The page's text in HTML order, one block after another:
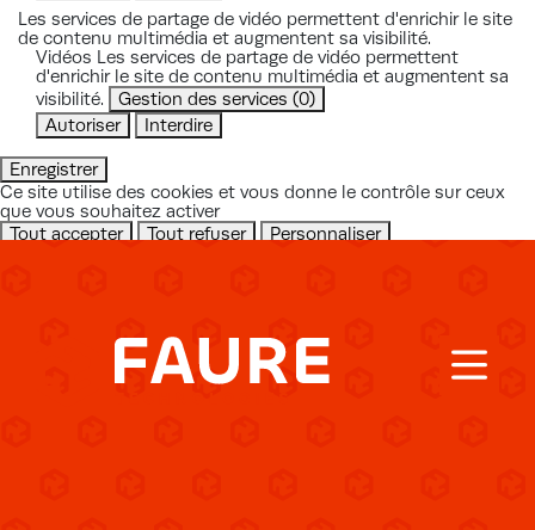
Les services de partage de vidéo permettent d'enrichir le site
de contenu multimédia et augmentent sa visibilité.
Vidéos Les services de partage de vidéo permettent
d'enrichir le site de contenu multimédia et augmentent sa
visibilité.
Gestion des services (0)
Autoriser
Interdire
Enregistrer
Ce site utilise des cookies et vous donne le contrôle sur ceux
que vous souhaitez activer
Tout accepter
Tout refuser
Personnaliser